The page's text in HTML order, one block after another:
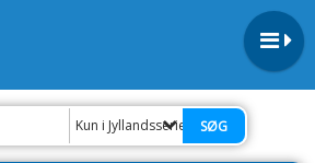
Kun i Jyllandsserien